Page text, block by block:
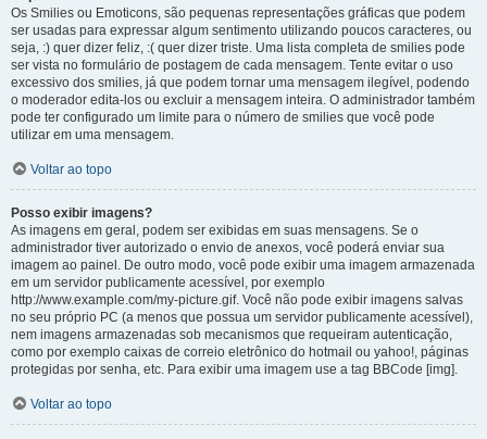
Os Smilies ou Emoticons, são pequenas representações gráficas que podem
ser usadas para expressar algum sentimento utilizando poucos caracteres, ou
seja, :) quer dizer feliz, :( quer dizer triste. Uma lista completa de smilies pode
ser vista no formulário de postagem de cada mensagem. Tente evitar o uso
excessivo dos smilies, já que podem tornar uma mensagem ilegível, podendo
o moderador edita-los ou excluir a mensagem inteira. O administrador também
pode ter configurado um limite para o número de smilies que você pode
utilizar em uma mensagem.
Voltar ao topo
Posso exibir imagens?
As imagens em geral, podem ser exibidas em suas mensagens. Se o
administrador tiver autorizado o envio de anexos, você poderá enviar sua
imagem ao painel. De outro modo, você pode exibir uma imagem armazenada
em um servidor publicamente acessível, por exemplo
http://www.example.com/my-picture.gif. Você não pode exibir imagens salvas
no seu próprio PC (a menos que possua um servidor publicamente acessível),
nem imagens armazenadas sob mecanismos que requeiram autenticação,
como por exemplo caixas de correio eletrônico do hotmail ou yahoo!, páginas
protegidas por senha, etc. Para exibir uma imagem use a tag BBCode [img].
Voltar ao topo